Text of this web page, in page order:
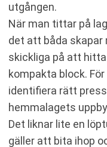
utgången.
När man tittar på
det att båda skapar
skickliga på att
kompakta block.
identifiera rätt
hemmalagets
Det liknar lite en
gäller att bita ihop